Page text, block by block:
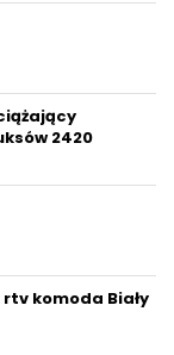
2420
komoda Biały